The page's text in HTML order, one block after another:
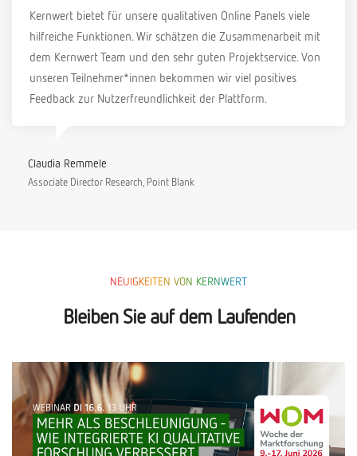
Kernwert bietet für unsere qualitativen Online Panels viele
hilfreiche Funktionen. Wir schätzen die Zusammenarbeit mit
dem Kernwert Team und den sehr guten Projektservice. Von
unseren Teilnehmer*innen bekommen wir viel positives
Feedback zur Nutzerfreundlichkeit der Plattform.
Claudia Remmele
Associate Director Research, Point Blank
NEUIGKEITEN VON KERNWERT
Bleiben Sie auf dem Laufenden